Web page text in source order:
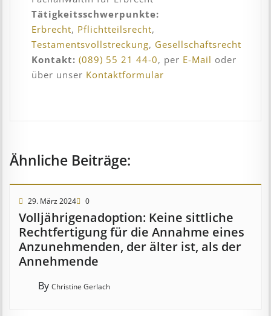
Tätigkeitsschwerpunkte:
Erbrecht, Pflichtteilsrecht,
Testamentsvollstreckung, Gesellschaftsrecht
Kontakt: (089) 55 21 44-0, per E-Mail oder
über unser Kontaktformular
Ähnliche Beiträge:
29. März 2024 0
Voll­jährigen­­adopt­ion:­ Keine sitt­­liche
Recht­­fertig­ung für die An­­nahme eines
An­­zu­­nehm­­en­den, der älter ist, als der
An­­neh­m­en­de
ByChristine Gerlach